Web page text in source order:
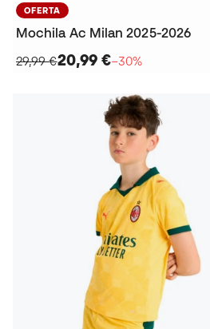
OFERTA
Mochila Ac Milan 2025-2026
29,99 €20,99 €−30%